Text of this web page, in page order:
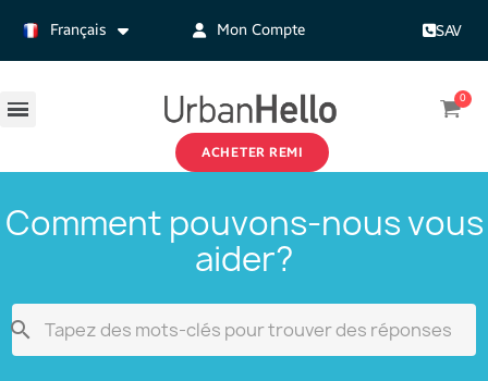
Français Mon Compte SAV
ACHETER REMI
Comment pouvons-nous vous
aider?
